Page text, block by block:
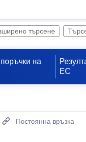
търсене
на
ЕС
Постоянна връзка